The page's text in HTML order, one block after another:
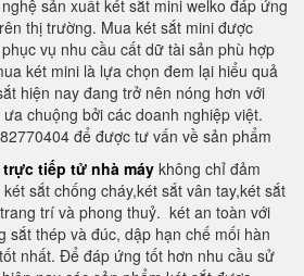
sản xuất két sắt mini welko đáp ứng
thị trường. Mua két sắt mini được
vụ nhu cầu cất dữ tài sản phù hợp
két mini là lựa chọn đem lại hiểu quả
hiện nay đang trở nên nóng hơn với
chuộng bởi các doanh nghiệp việt.
để được tư vấn về sản phẩm
trực tiếp tử nhà máy không chỉ đảm
sắt chống cháy,két sắt vân tay,két sắt
trí và phong thuỷ. két an toàn với
sắt thép và đúc, dập hạn chế mối hàn
nhất. Để đáp ứng tốt hơn nhu cầu sử